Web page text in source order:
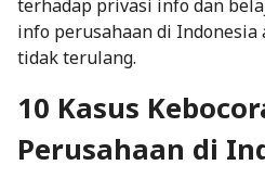
terhadap privasi info dan
info perusahaan di Indonesia
tidak terulang.
10 Kasus
Perusahaan di